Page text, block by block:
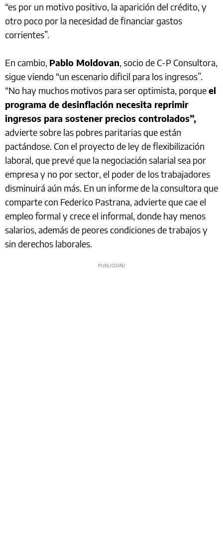
“es por un motivo positivo, la aparición del crédito, y
otro poco por la necesidad de financiar gastos
corrientes”.
En cambio, Pablo Moldovan, socio de C-P Consultora,
sigue viendo “un escenario dificil para los ingresos”.
“No hay muchos motivos para ser optimista, porqueel
programa de desinflación necesita reprimir
ingresos para sostener precios controlados”,
advierte sobre las pobres paritarias que están
pactándose. Con el proyecto de ley de flexibilización
laboral, que prevé que la negociación salarial sea por
empresa y no por sector, el poder de los trabajadores
disminuirá aún más. En un informe de la consultora que
comparte con Federico Pastrana, advierte que cae el
empleo formal y crece el informal, donde hay menos
salarios, además de peores condiciones de trabajos y
sin derechos laborales.